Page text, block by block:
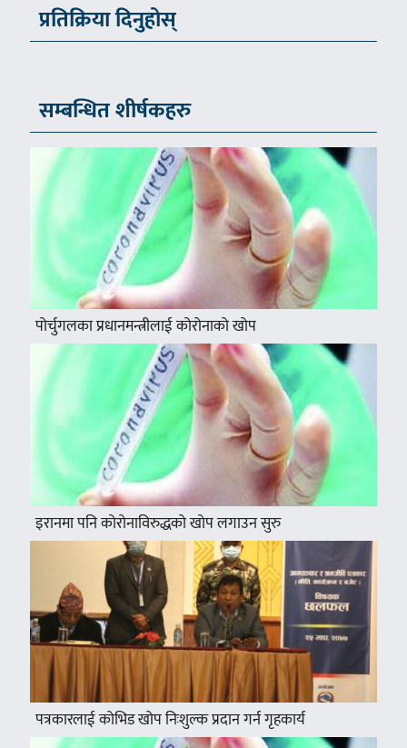
प्रतिक्रिया दिनुहोस्
सम्बन्धित शीर्षकहरु
पोर्चुगलका प्रधानमन्त्रीलाई कोरोनाको खोप
इरानमा पनि कोरोनाविरुद्धको खोप लगाउन सुरु
पत्रकारलाई कोभिड खोप निःशुल्क प्रदान गर्न गृहकार्य